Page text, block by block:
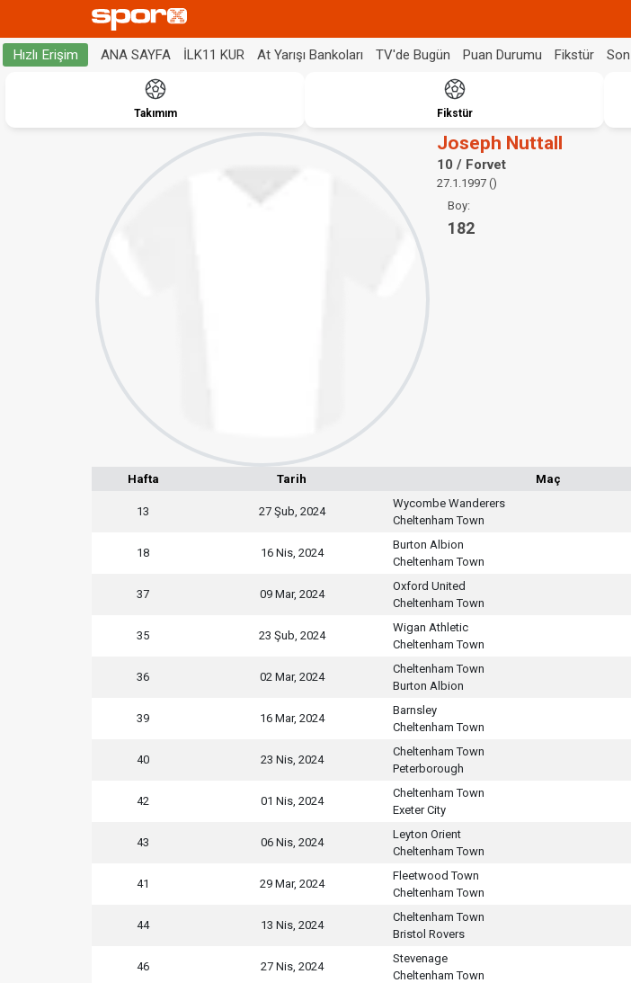
Hızlı Erişim ANA SAYFA İLK11 KUR At Yarışı Bankoları TV'de Bugün Puan Durumu Fikstür
Takımım Fikstür
Joseph Nuttall
10 / Forvet
27.1.1997 ()
Boy:
182
Hafta Tarih Maç
13 27 Şub, 2024
Wycombe Wanderers
Cheltenham Town
18 16 Nis, 2024
Burton Albion
Cheltenham Town
37 09 Mar, 2024
Oxford United
Cheltenham Town
35 23 Şub, 2024
Wigan Athletic
Cheltenham Town
36 02 Mar, 2024
Cheltenham Town
Burton Albion
39 16 Mar, 2024
Barnsley
Cheltenham Town
40 23 Nis, 2024
Cheltenham Town
Peterborough
42 01 Nis, 2024
Cheltenham Town
Exeter City
43 06 Nis, 2024
Leyton Orient
Cheltenham Town
41 29 Mar, 2024
Fleetwood Town
Cheltenham Town
44 13 Nis, 2024
Cheltenham Town
Bristol Rovers
46 27 Nis, 2024
Stevenage
Cheltenham Town